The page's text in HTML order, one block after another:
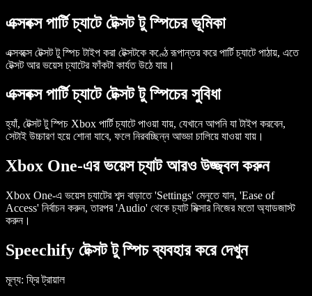
এক্সবক্স পার্টি চ্যাটে টেক্সট টু স্পিচের ভূমিকা
এক্সবক্সে টেক্সট টু স্পিচ টাইপ করা টেক্সটকে কণ্ঠে রূপান্তর করে পার্টি চ্যাটে পাঠায়, এতে
টেক্সট আর ভয়েস চ্যাটের ফাঁকটা কার্যত উঠে যায়।
এক্সবক্স পার্টি চ্যাটে টেক্সট টু স্পিচের সুবিধা
হ্যাঁ, টেক্সট টু স্পিচ Xbox পার্টি চ্যাটেপাওয়া যায়, যেখানে আপনি যা টাইপ করবেন,
সেটাই উচ্চারণ হয়ে শোনা যাবে, ফলে নিরবচ্ছিন্ন আড্ডা চালিয়ে যাওয়া যায়।
Xbox One-এর ভয়েস চ্যাট আরও উজ্জ্বল করুন
Xbox One-এ ভয়েস চ্যাটের শব্দ বাড়াতে'Settings' মেনুতে যান, 'Ease of
Access' নির্বাচন করুন, তারপর'Audio' থেকে চ্যাট মিক্সার নিজের মতো অ্যাডজাস্ট
করুন।
Speechify টেক্সট টু স্পিচ ব্যবহার করে দেখুন
মূল্য: ফ্রি ট্রায়াল